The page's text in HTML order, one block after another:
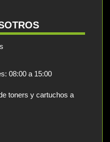
08:00 a 15:00
toners y cartuchos a